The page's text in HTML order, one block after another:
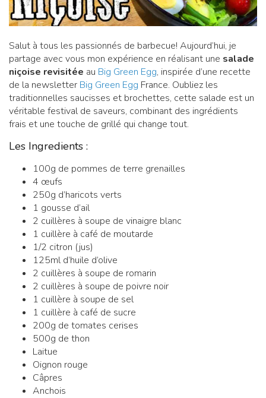
Salut à tous les passionnés de barbecue! Aujourd’hui, je
partage avec vous mon expérience en réalisant une salade
niçoise revisitée au Big Green Egg, inspirée d’une recette
de la newsletter Big Green Egg France. Oubliez les
traditionnelles saucisses et brochettes, cette salade est un
véritable festival de saveurs, combinant des ingrédients
frais et une touche de grillé qui change tout.
Les Ingredients :
100g de pommes de terre grenailles
4 œufs
250g d’haricots verts
1 gousse d’ail
2 cuillères à soupe de vinaigre blanc
1 cuillère à café de moutarde
1/2 citron (jus)
125ml d’huile d’olive
2 cuillères à soupe de romarin
2 cuillères à soupe de poivre noir
1 cuillère à soupe de sel
1 cuillère à café de sucre
200g de tomates cerises
500g de thon
Laitue
Oignon rouge
Câpres
Anchois